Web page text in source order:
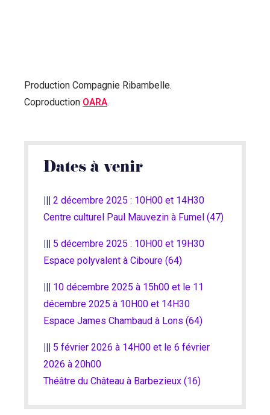
Production Compagnie Ribambelle.
Coproduction OARA.
Dates à venir
||| 2 décembre 2025 : 10H00 et 14H30
Centre culturel Paul Mauvezin à Fumel (47)
||| 5 décembre 2025 : 10H00 et 19H30
Espace polyvalent à Ciboure (64)
||| 10 décembre 2025 à 15h00 et le 11
décembre 2025 à 10H00 et 14H30
​Espace James Chambaud à Lons (64)
||| 5 février 2026 à 14H00 et le 6 février
2026 à 20h00
Théâtre du Château à Barbezieux (16)